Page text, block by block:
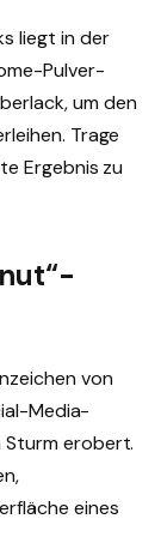
liegt in der
Pulver-
um den
Trage
Ergebnis zu
von
Media-
Sturm erobert.
eines